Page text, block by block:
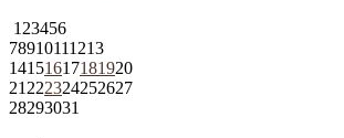
1 23456
78910111213
14151617181920
21 222324252627
28293031